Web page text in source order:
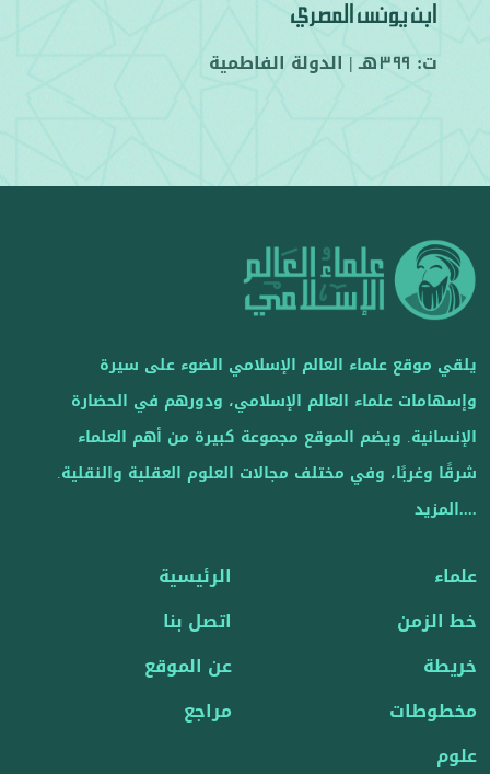
ابن يونس المصري
ت: 399هـ | الدولة الفاطمية
يلقي موقع علماء العالم الإسلامي الضوء على سيرة
وإسهامات علماء العالم الإسلامي، ودورهم في الحضارة
الإنسانية. ويضم الموقع مجموعة كبيرة من أهم العلماء
شرقًا وغربًا، وفي مختلف مجالات العلوم العقلية والنقلية.
....المزيد
علماء
خط الزمن
خريطة
مخطوطات
علوم
الرئيسية
اتصل بنا
عن الموقع
مراجع